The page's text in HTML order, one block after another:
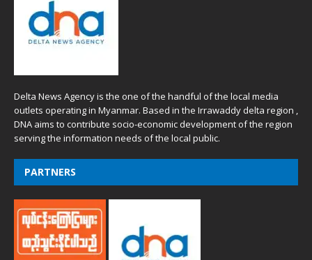
Delta News Agency is the one of the handful of the local media
outlets operating in Myanmar. Based in the Irrawaddy delta region ,
DNA aims to contribute socio-economic development of the region
serving the information needs of the local public.
PARTNERS